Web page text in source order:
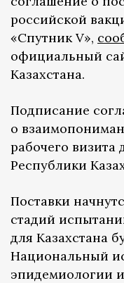
российской
«Спутник V»,
официальный
Казахстана.
Подписание
о
рабочего визита
Республики
Поставки
стадий
для Казахстана
Национальный
эпидемиологии